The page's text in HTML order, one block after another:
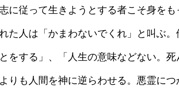
に従って生きようとする者こそ身をも
た人は「かまわないでくれ」と叫ぶ
をする」、「人生の意味などない。
りも人間を神に逆らわせる。悪霊に